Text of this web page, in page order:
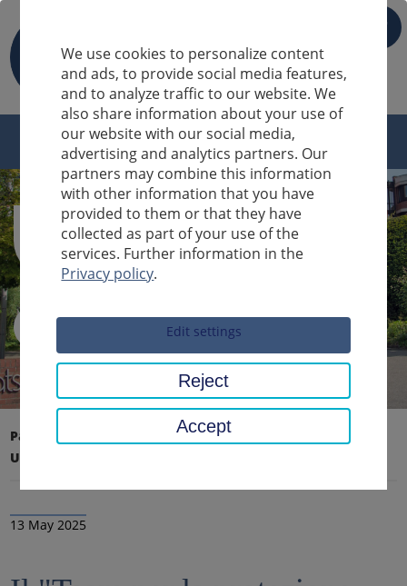
Sucheingabe
Pagina iniziale
Ufficio distrettuale, distretto
Ultime notizie
13 May 2025
We use cookies to personalize content
and ads, to provide social media features,
and to analyze traffic to our website. We
also share information about your use of
our website with our social media,
advertising and analytics partners. Our
partners may combine this information
with other information that you have
provided to them or that they have
collected as part of your use of the
services. Further information in the
Privacy policy.
Edit settings
Reject
Accept